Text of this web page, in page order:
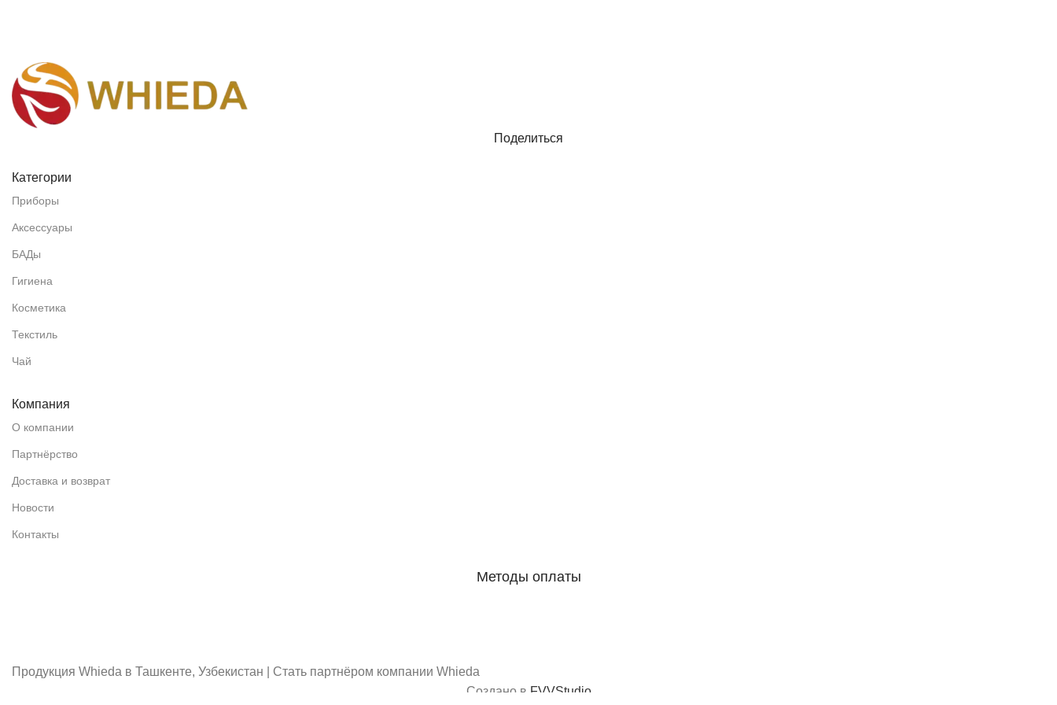
Поделиться
Категории
Приборы
Аксессуары
БАДы
Гигиена
Косметика
Текстиль
Чай
Компания
О компании
Партнёрство
Доставка и возврат
Новости
Контакты
Методы оплаты
Продукция Whieda в Ташкенте, Узбекистан | Стать партнёром компании Whieda
Создано в FVVStudio